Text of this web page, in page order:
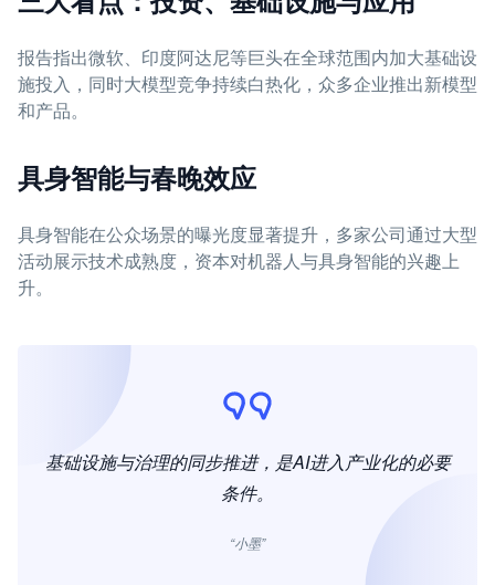
报告指出微软、印度阿达尼等巨头在全球范围内加大基础设
施投入，同时大模型竞争持续白热化，众多企业推出新模型
和产品。
具身智能与春晚效应
具身智能在公众场景的曝光度显著提升，多家公司通过大型
活动展示技术成熟度，资本对机器人与具身智能的兴趣上
升。
基础设施与治理的同步推进，是AI进入产业化的必要
条件。
“小墨”